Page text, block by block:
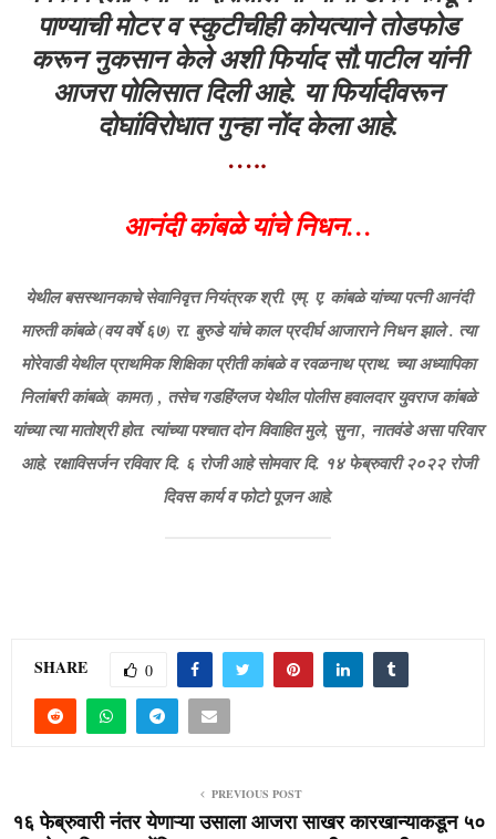
पाण्याची मोटर व स्कुटीचीही कोयत्याने तोडफोड
करून नुकसान केले अशी फिर्याद सौ.पाटील यांनी
आजरा पोलिसात दिली आहे. या फिर्यादीवरून
दोघांविरोधात गुन्हा नोंद केला आहे.
…..
आनंदी कांबळे यांचे निधन…
येथील बसस्थानकाचे सेवानिवृत्त नियंत्रक श्री. एम्. ए. कांबळे यांच्या पत्नी आनंदी
मारुती कांबळे (वय वर्षे ६७) रा. बुरुडे यांचे काल प्रदीर्घ आजाराने निधन झाले . त्या
मोरेवाडी येथील प्राथमिक शिक्षिका प्रीती कांबळे व रवळनाथ प्राथ. च्या अध्यापिका
निलांबरी कांबळे( कामत) , तसेच गडहिंग्लज येथील पोलीस हवालदार युवराज कांबळे
यांच्या त्या मातोश्री होत. त्यांच्या पश्चात दोन विवाहित मुले, सुना , नातवंडे असा परिवार
आहे. रक्षाविसर्जन रविवार दि. ६ रोजी आहे सोमवार दि. १४ फेब्रुवारी २०२२ रोजी
दिवस कार्य व फोटो पूजन आहे.
SHARE 0
PREVIOUS POST
१६ फेब्रुवारी नंतर येणाऱ्या उसाला आजरा साखर कारखान्याकडून ५०